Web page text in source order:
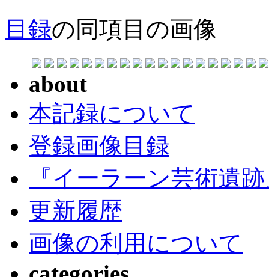
目録の同項目の画像
about
本記録について
登録画像目録
『イーラーン芸術遺
更新履歴
画像の利用について